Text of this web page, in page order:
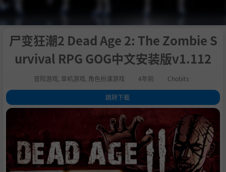
尸变狂潮2 Dead Age 2: The Zombie S
urvival RPG GOG中文安装版v1.112
冒险游戏 单机游戏 角色扮演游戏 4年前 Chobits
跳转下载
1.关于这款游戏
支持作者
.通用教程
.学习版下载